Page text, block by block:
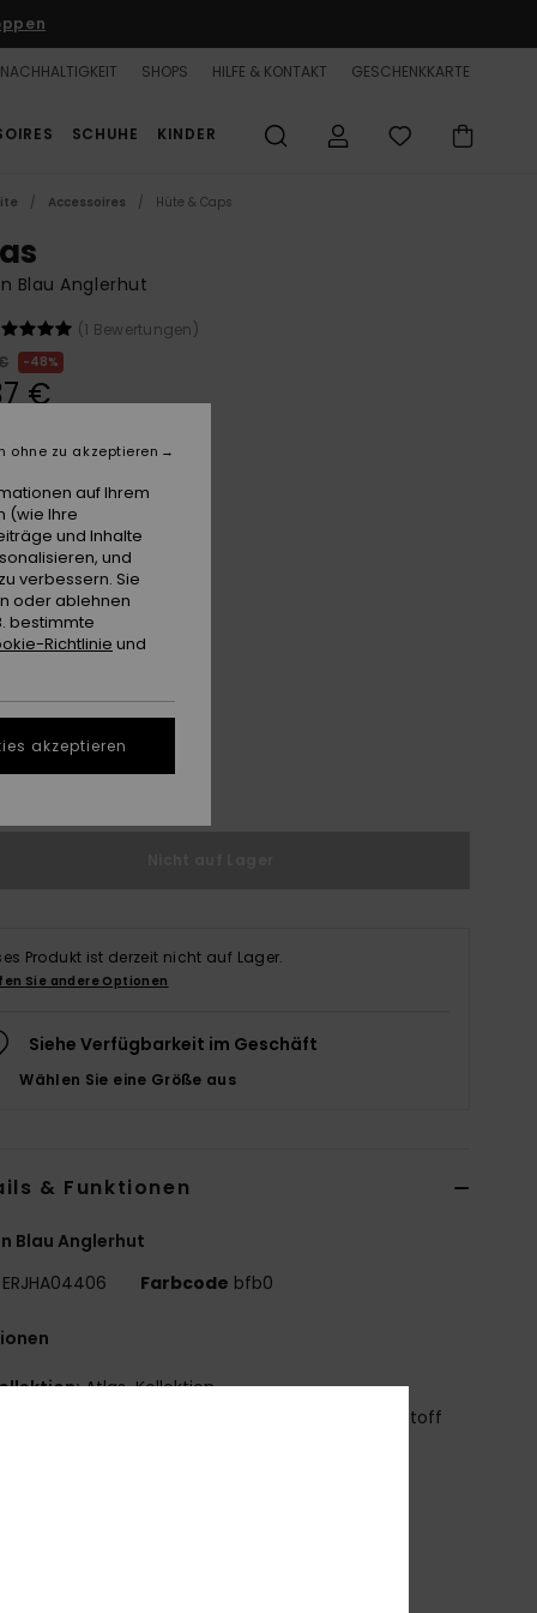
NACHHALTIGKEIT SHOPS HILFE & KONTAKT GESCHENKKARTE
SCHUHE KINDER
Accessoires Hüte & Caps
Blau Anglerhut
(1 Bewertungen)
48%
€
RABATT 25% EXTRA
Skyway
Produkt ist derzeit nicht auf Lager.
Sie andere Optionen
Siehe Verfügbarkeit im Geschäft
Wählen Sie eine Größe aus
& Funktionen
Blau Anglerhut
ERJHA04406 Farbcode bfb0
Atlas-Kollektion
Bedruckter/einfarbiger Baumwoll-Canvas-Stoff
auf Ihrem
(wie Ihre
und Inhalte
und
verbessern. Sie
oder ablehnen
bestimmte
Richtlinie und
ohne zu akzeptieren
akzeptieren